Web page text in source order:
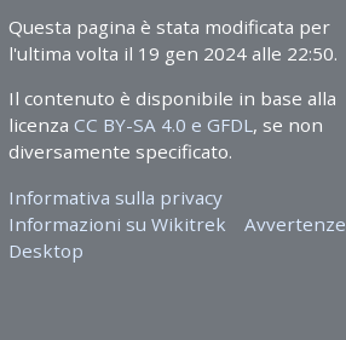
Questa pagina è stata modificata per
l'ultima volta il 19 gen 2024 alle 22:50.
Il contenuto è disponibile in base alla
licenza CC BY-SA 4.0 e GFDL, se non
diversamente specificato.
Informativa sulla privacy
Informazioni su Wikitrek
Avvertenze
Desktop